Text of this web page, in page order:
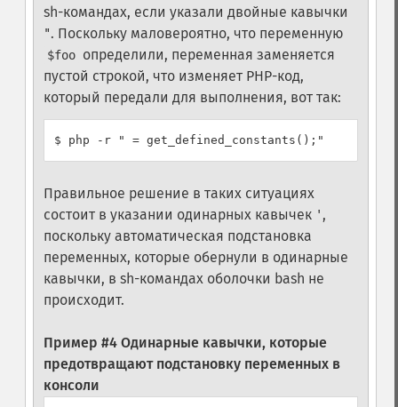
sh-командах, если указали двойные кавычки
". Поскольку маловероятно, что переменную
$foo определили, переменная заменяется
пустой строкой, что изменяет PHP-код,
который передали для выполнения, вот так:
Правильное решение в таких ситуациях
состоит в указании одинарных кавычек ' ,
поскольку автоматическая подстановка
переменных, которые обернули в одинарные
кавычки, в sh-командах оболочки bash не
происходит.
Пример #4 Одинарные кавычки, которые
предотвращают подстановку переменных в
консоли